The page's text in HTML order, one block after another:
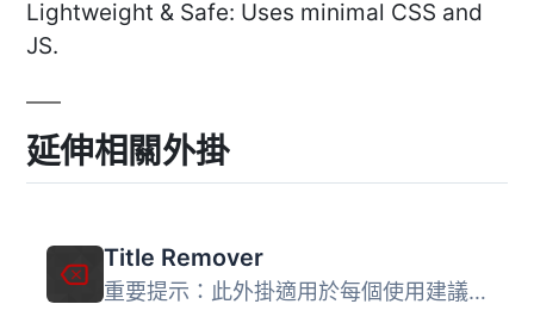
Lightweight & Safe: Uses minimal CSS and
JS.
延伸相關外掛
Title Remover
重要提示：此外掛適用於每個使用建議 WP 函數顯示標題的佈景...